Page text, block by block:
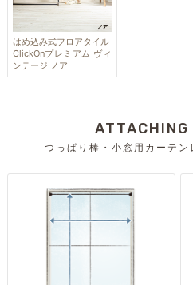
はめ込み式フロアタイル
ClickOnプレミアム ヴィ
ンテージ ノア
ATTACHING
つっぱり棒・小窓用カーテン